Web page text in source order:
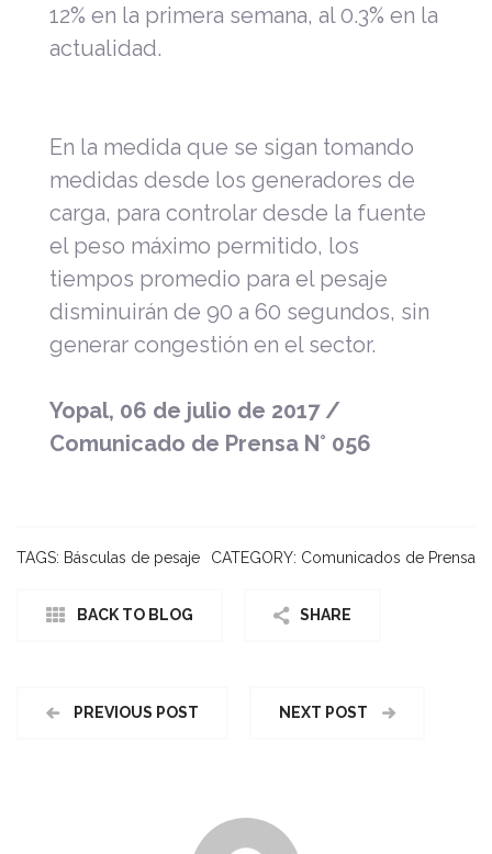
12% en la primera semana, al 0.3% en la
actualidad.
En la medida que se sigan tomando
medidas desde los generadores de
carga, para controlar desde la fuente
el peso máximo permitido, los
tiempos promedio para el pesaje
disminuirán de 90 a 60 segundos, sin
generar congestión en el sector.
Yopal, 06 de julio de 2017 /
Comunicado de Prensa N° 056
TAGS: Básculas de pesaje CATEGORY: Comunicados de Prensa
BACK TO BLOG SHARE
PREVIOUS POST NEXT POST